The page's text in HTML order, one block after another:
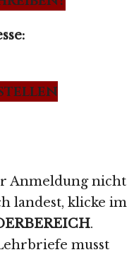
Anmeldung nicht
landest, klicke im
.
musst